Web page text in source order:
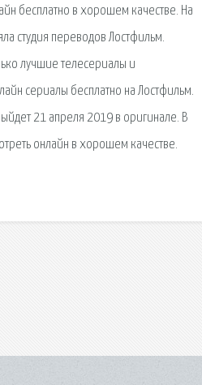
бесплатно в хорошем качестве. На
студия переводов Лостфильм.
лучшие телесериалы и
сериалы бесплатно на Лостфильм.
21 апреля 2019 в оригинале. В
онлайн в хорошем качестве.